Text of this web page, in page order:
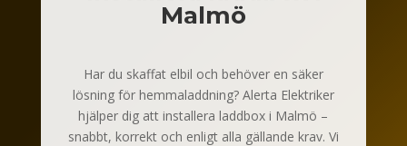
Malmö
Har du skaffat elbil och behöver en säker
lösning för hemmaladdning? Alerta Elektriker
hjälper dig att installera laddbox i Malmö –
snabbt, korrekt och enligt alla gällande krav. Vi